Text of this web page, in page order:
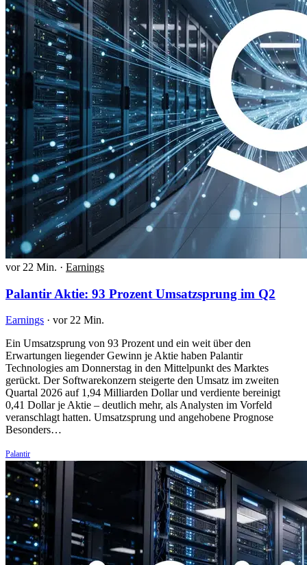
vor 22 Min. · Earnings
Palantir Aktie: 93 Prozent Umsatzsprung im Q2
Earnings · vor 22 Min.
Ein Umsatzsprung von 93 Prozent und ein weit über den
Erwartungen liegender Gewinn je Aktie haben Palantir
Technologies am Donnerstag in den Mittelpunkt des Marktes
gerückt. Der Softwarekonzern steigerte den Umsatz im zweiten
Quartal 2026 auf 1,94 Milliarden Dollar und verdiente bereinigt
0,41 Dollar je Aktie – deutlich mehr, als Analysten im Vorfeld
veranschlagt hatten. Umsatzsprung und angehobene Prognose
Besonders…
Palantir